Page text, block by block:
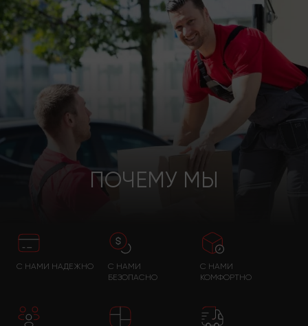
ПОЧЕМУ МЫ
С НАМИ НАДЕЖНО
С НАМИ
БЕЗОПАСНО
С НАМИ
КОМФОРТНО